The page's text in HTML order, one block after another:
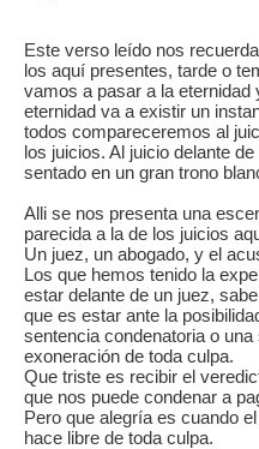
Este verso leído nos
los aquí presentes, tarde o
vamos a pasar a la eternidad
eternidad va a existir un
todos compareceremos al
los juicios. Al juicio delante de
sentado en un gran trono
Alli se nos presenta una
parecida a la de los juicios
Un juez, un abogado, y el
Los que hemos tenido la
estar delante de un juez,
que es estar ante la
sentencia condenatoria o una
exoneración de toda culpa.
Que triste es recibir el
que nos puede condenar a
Pero que alegría es cuando
hace libre de toda culpa.